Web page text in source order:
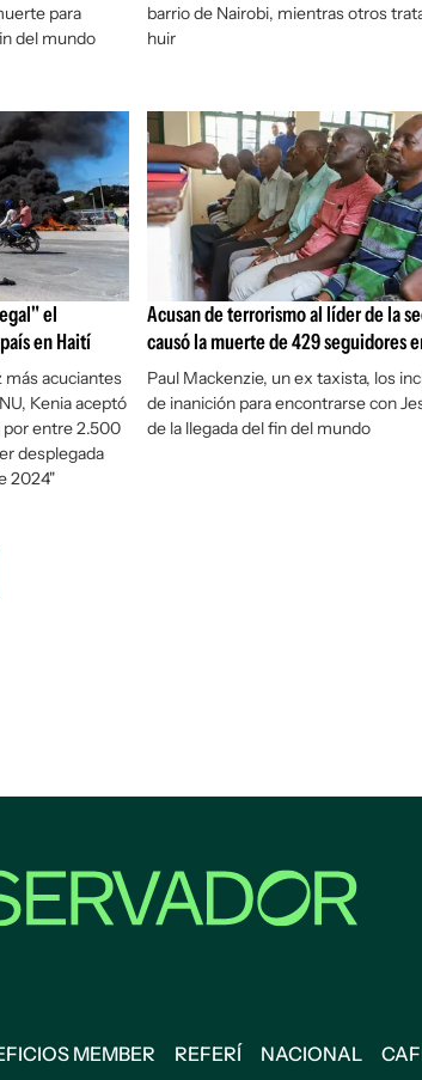
para
del mundo
barrio de Nairobi, mientras otros
huir
el
en Haití
más acuciantes
Kenia aceptó
por entre 2.500
desplegada
2024"
Acusan de terrorismo al líder de la
causó la muerte de 429 seguidores
Paul Mackenzie, un ex taxista, los
de inanición para encontrarse con
de la llegada del fin del mundo
MEMBER REFERÍ NACIONAL